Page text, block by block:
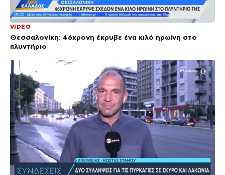
VIDEO
Θεσσαλονίκη: 46χρονη έκρυβε ένα κιλό ηρωίνη στο
πλυντήριο